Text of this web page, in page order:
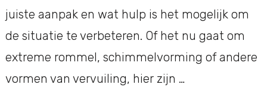
juiste aanpak en wat hulp is het mogelijk om
de situatie te verbeteren. Of het nu gaat om
extreme rommel, schimmelvorming of andere
vormen van vervuiling, hier zijn …